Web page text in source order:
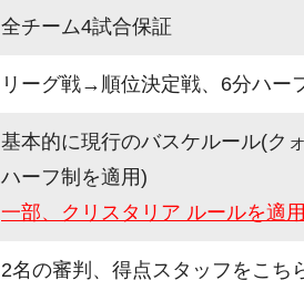
全チーム4試合保証
リーグ戦→順位決定戦、6分ハー
基本的に現行のバスケルール(ク
ハーフ制を適用)
一部、クリスタリア ルールを適
2名の審判、得点スタッフをこち